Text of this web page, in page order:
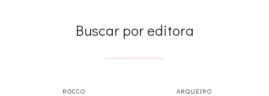
Buscar por editora
ROCCO ARQUEIRO